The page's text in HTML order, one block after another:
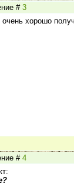
# 3
хорошо
# 4